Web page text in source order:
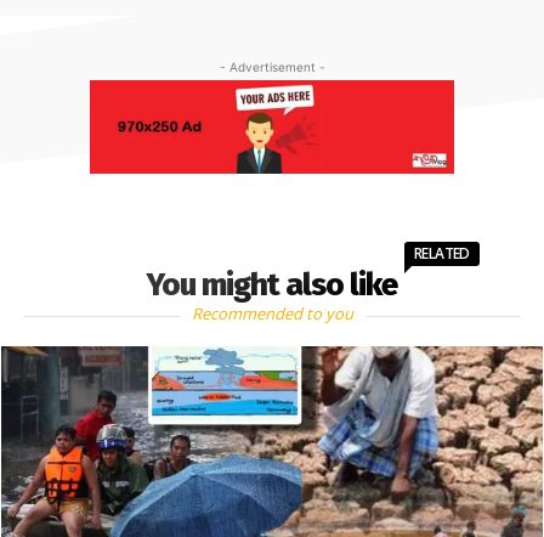
- Advertisement -
You might also like
RELATED
Recommended to you